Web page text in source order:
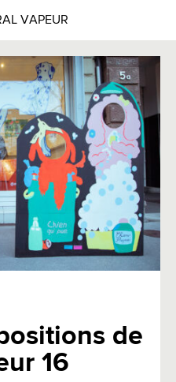
VAPEUR
de
16